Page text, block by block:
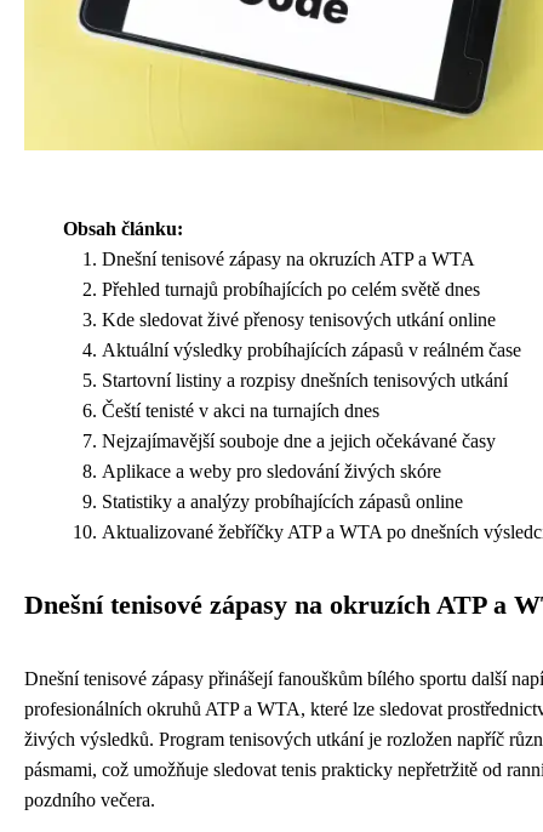
Obsah článku:
Dnešní tenisové zápasy na okruzích ATP a WTA
Přehled turnajů probíhajících po celém světě dnes
Kde sledovat živé přenosy tenisových utkání online
Aktuální výsledky probíhajících zápasů v reálném čase
Startovní listiny a rozpisy dnešních tenisových utkání
Čeští tenisté v akci na turnajích dnes
Nejzajímavější souboje dne a jejich očekávané časy
Aplikace a weby pro sledování živých skóre
Statistiky a analýzy probíhajících zápasů online
Aktualizované žebříčky ATP a WTA po dnešních
Dnešní tenisové zápasy na okruzích ATP a
Dnešní tenisové zápasy přinášejí fanouškům bílého sportu další
profesionálních okruhů ATP a WTA, které lze sledovat
živých výsledků. Program tenisových utkání je rozložen napříč
pásmami, což umožňuje sledovat tenis prakticky nepřetržitě od
pozdního večera.